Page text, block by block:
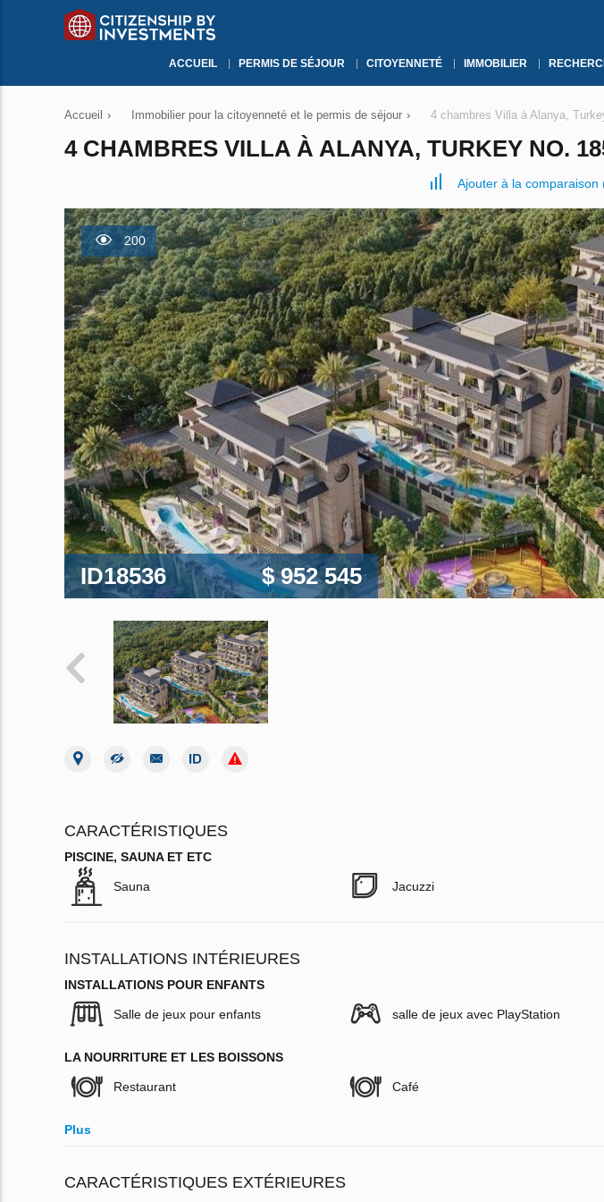
ACCUEIL PERMIS DE SÉJOUR CITOYENNETÉ IMMOBILIER
Accueil › Immobilier pour la citoyenneté et le permis de séjour › 4 chambres Villa à Alanya,
4 CHAMBRES VILLA À ALANYA, TURKEY NO.
Ajouter à la comparaison
200
ID18536 $ 952 545
CARACTÉRISTIQUES
PISCINE, SAUNA ET ETC
Sauna Jacuzzi
INSTALLATIONS INTÉRIEURES
INSTALLATIONS POUR ENFANTS
Salle de jeux pour enfants salle de jeux avec PlayStation
LA NOURRITURE ET LES BOISSONS
Restaurant Café
Plus
CARACTÉRISTIQUES EXTÉRIEURES